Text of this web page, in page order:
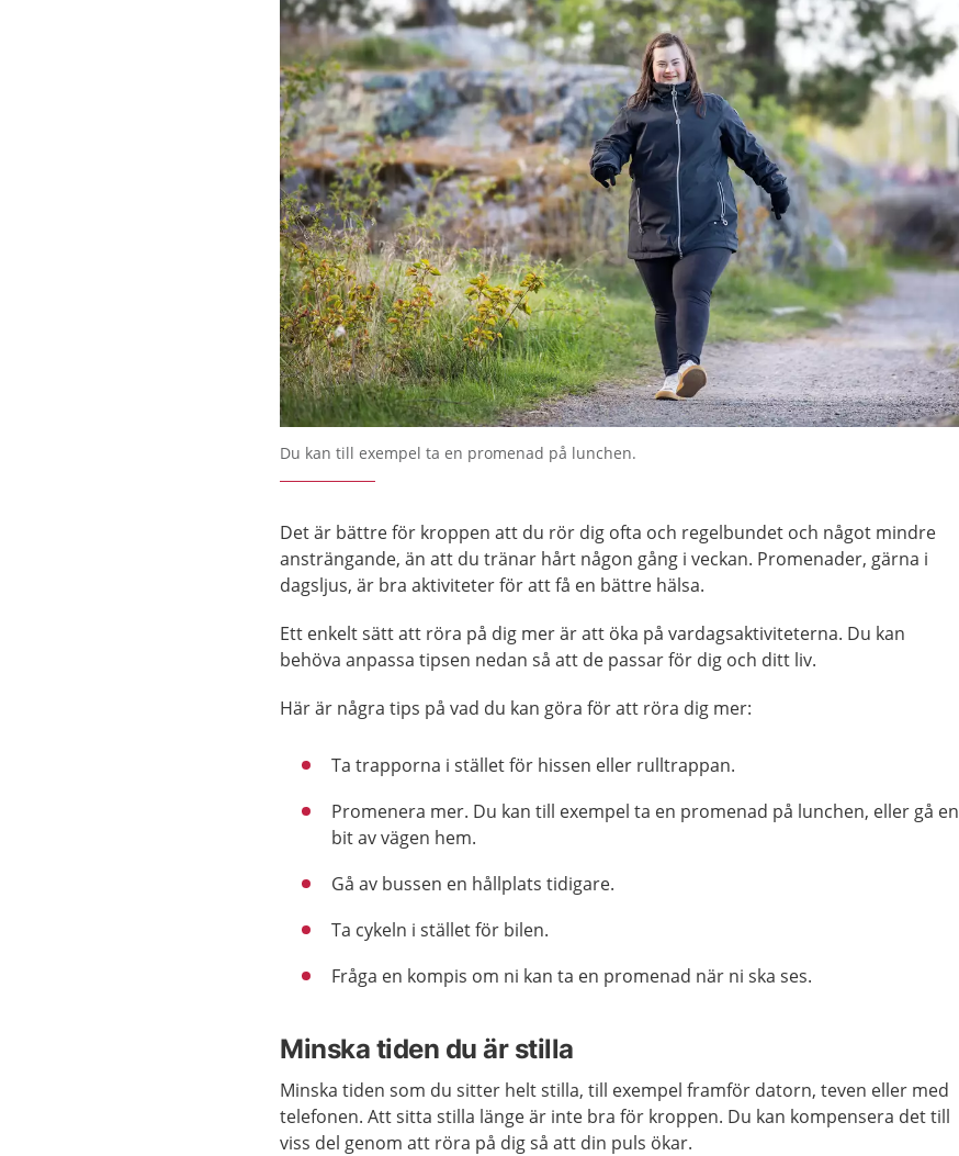
Du kan till exempel ta en promenad på lunchen.
Det är bättre för kroppen att du rör dig ofta och regelbundet och något mindre
ansträngande, än att du tränar hårt någon gång i veckan. Promenader, gärna i
dagsljus, är bra aktiviteter för att få en bättre hälsa.
Ett enkelt sätt att röra på dig mer är att öka på vardagsaktiviteterna. Du kan
behöva anpassa tipsen nedan så att de passar för dig och ditt liv.
Här är några tips på vad du kan göra för att röra dig mer:
Ta trapporna i stället för hissen eller rulltrappan.
Promenera mer. Du kan till exempel ta en promenad på lunchen, eller gå en
bit av vägen hem.
Gå av bussen en hållplats tidigare.
Ta cykeln i stället för bilen.
Fråga en kompis om ni kan ta en promenad när ni ska ses.
Minska tiden du är stilla
Minska tiden som du sitter helt stilla, till exempel framför datorn, teven eller med
telefonen. Att sitta stilla länge är inte bra för kroppen. Du kan kompensera det till
viss del genom att röra på dig så att din puls ökar.